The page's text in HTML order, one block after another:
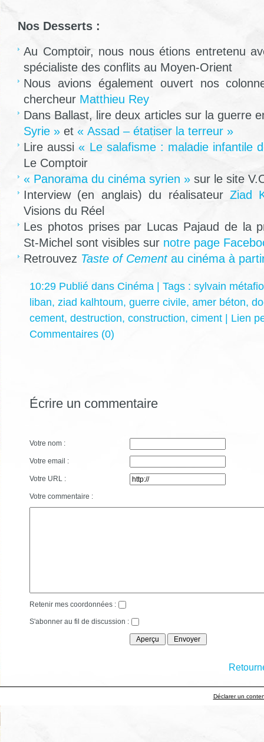
Nos Desserts :
Au Comptoir, nous nous étions entretenu
spécialiste des conflits au Moyen-Orient
Nous avions également ouvert nos
chercheur Matthieu Rey
Dans Ballast, lire deux articles sur la guerre
Syrie » et « Assad – étatiser la terreur »
Lire aussi« Le salafisme : maladie infantile
Le Comptoir
« Panorama du cinéma syrien » sur le site
Interview (en anglais) du réalisateur Ziad
Visions du Réel
Les photos prises par Lucas Pajaud de la
St-Michel sont visibles sur notre page
Retrouvez Taste of Cementau cinéma à
10:29 Publié dans Cinéma | Tags : sylvain
liban, ziad kalhtoum, guerre civile, amer béton,
cement, destruction, construction, ciment
Lien
Commentaires (0)
Écrire un commentaire
Votre nom :
Votre email :
Votre URL :
Votre commentaire :
Retenir mes coordonnées :
S'abonner au fil de discussion :
Déclarer un